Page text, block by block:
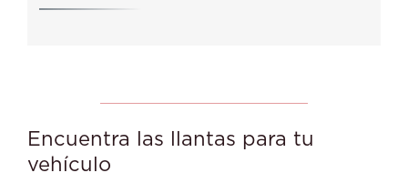
Encuentra las llantas para tu
vehículo